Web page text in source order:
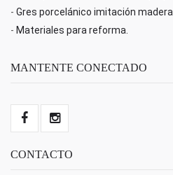
- Gres porcelánico imitación madera
- Materiales para reforma.
MANTENTE CONECTADO
CONTACTO